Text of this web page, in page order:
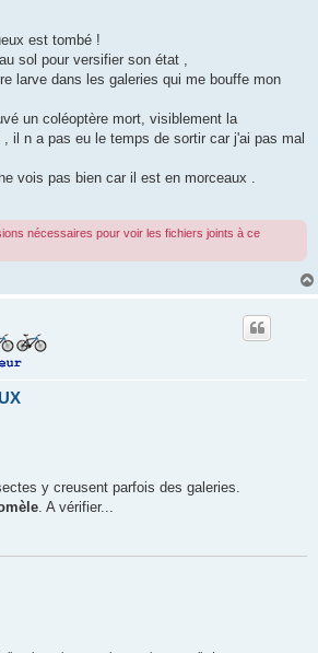
est tombé !
sol pour versifier son état ,
larve dans les galeries qui me bouffe mon
un coléoptère mort, visiblement la
il n a pas eu le temps de sortir car j'ai pas mal
vois pas bien car il est en morceaux .
nécessaires pour voir les fichiers joints à ce
y creusent parfois des galeries.
. A vérifier...